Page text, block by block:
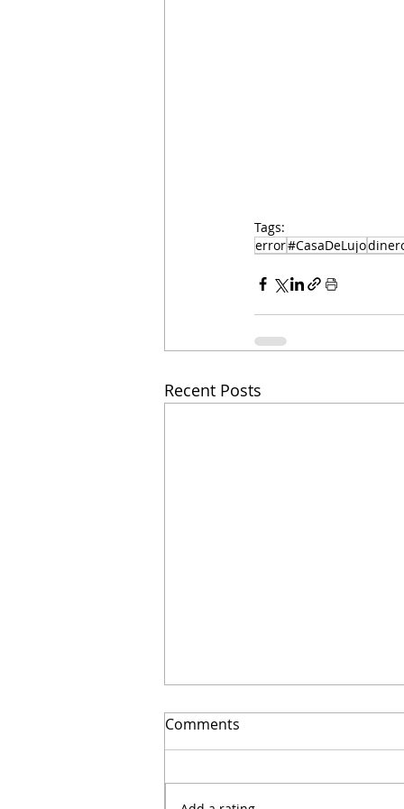
Tags:
error#CasaDeLujo
Recent Posts
Comments